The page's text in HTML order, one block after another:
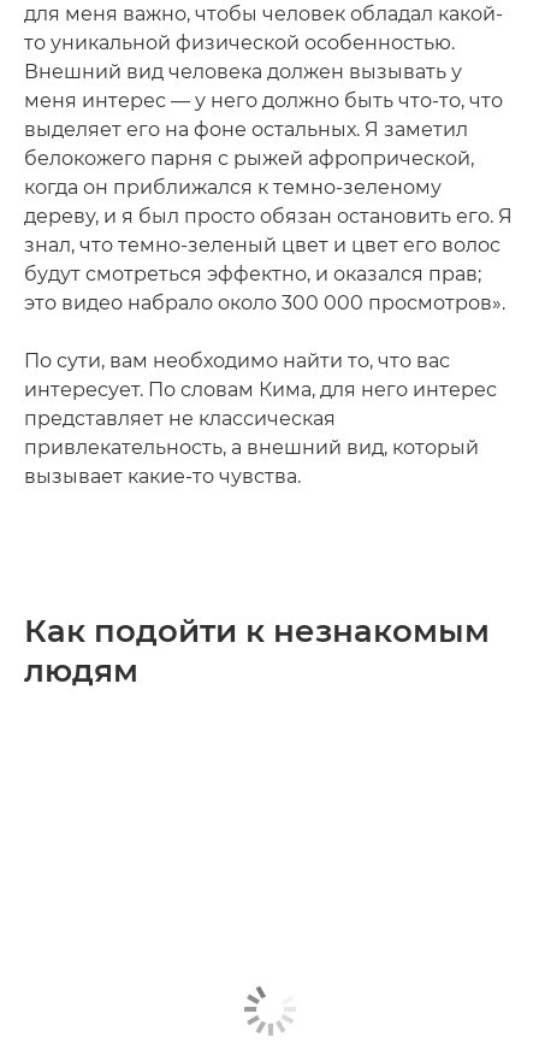
для меня важно, чтобы человек обладал какой-
то уникальной физической особенностью.
Внешний вид человека должен вызывать у
меня интерес — у него должно быть что-то, что
выделяет его на фоне остальных. Я заметил
белокожего парня с рыжей афропрической,
когда он приближался к темно-зеленому
дереву, и я был просто обязан остановить его. Я
знал, что темно-зеленый цвет и цвет его волос
будут смотреться эффектно, и оказался прав;
это видео набрало около 300 000 просмотров».
По сути, вам необходимо найти то, что вас
интересует. По словам Кима, для него интерес
представляет не классическая
привлекательность, а внешний вид, который
вызывает какие-то чувства.
Как подойти к незнакомым
людям